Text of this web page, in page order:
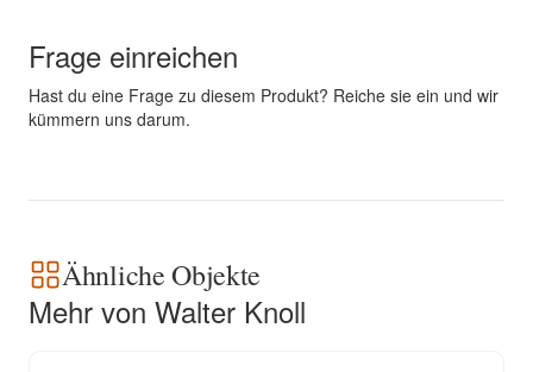
Frage einreichen
Hast du eine Frage zu diesem Produkt? Reiche sie ein und wir
kümmern uns darum.
Ähnliche Objekte
Mehr von Walter Knoll